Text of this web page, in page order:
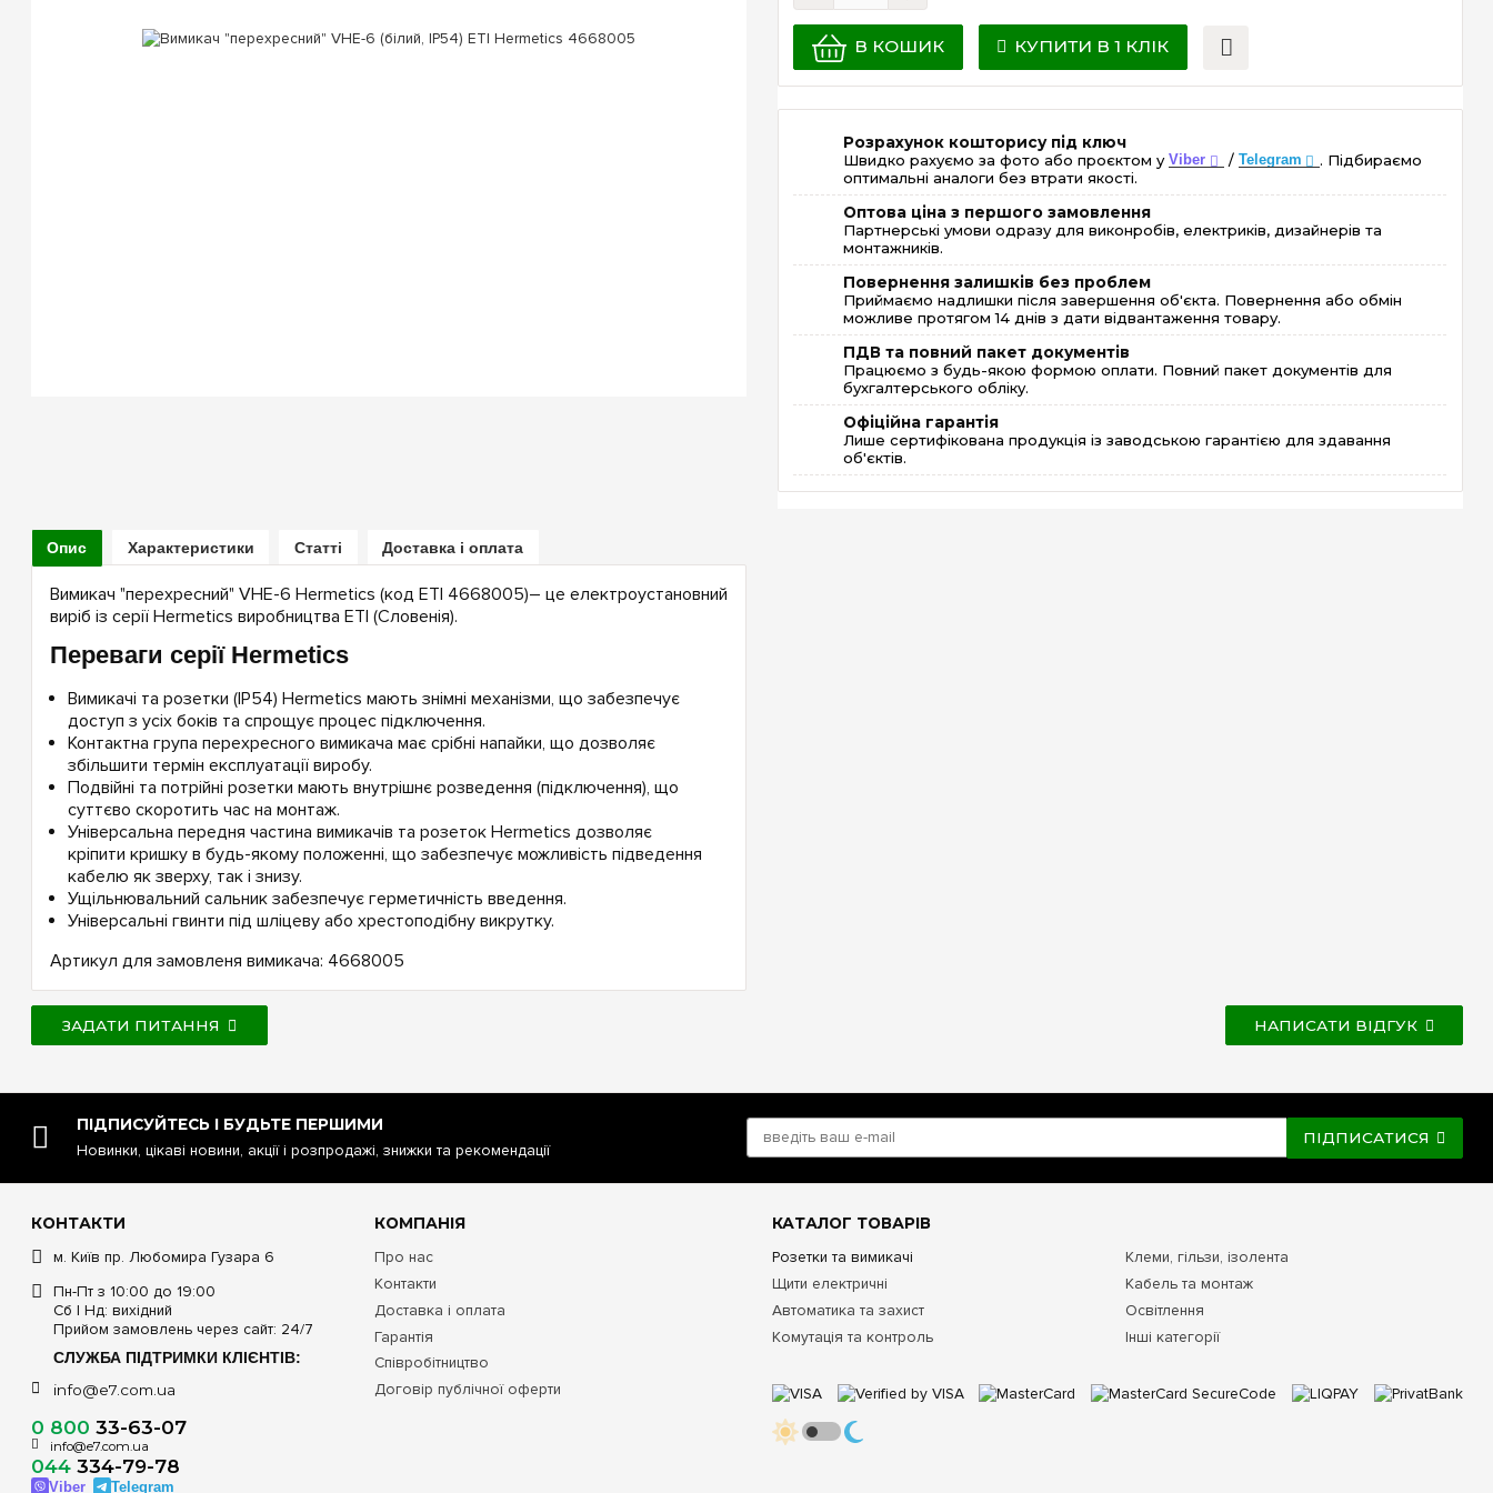
В КОШИК КУПИТИ В 1 КЛІК
Розрахунок кошторису під ключ
Швидко рахуємо за фото або проєктом уViber / Telegram
. Підбираємо
оптимальні аналоги без втрати якості.
Оптова ціна з першого замовлення
Партнерські умови одразу для виконробів, електриків, дизайнерів та
монтажників.
Повернення залишків без проблем
Приймаємо надлишки після завершення об'єкта. Повернення або обмін
можливе протягом 14 днів з дати відвантаження товару.
ПДВ та повний пакет документів
Працюємо з будь-якою формою оплати. Повний пакет документів для
бухгалтерського обліку.
Офіційна гарантія
Лише сертифікована продукція із заводською гарантією для здавання
об'єктів.
Опис Характеристики Статті Доставка і оплата
Вимикач "перехресний" VHE-6 Hermetics (код ETI 4668005)– це електроустановний
виріб із серії Hermetics виробництва ETI (Словенія).
Переваги серії Hermetics
Вимикачі та розетки (IP54) Hermetics мають знімні механізми, що забезпечує
доступ з усіх боків та спрощує процес підключення.
Контактна група перехресного вимикача має срібні напайки, що дозволяє
збільшити термін експлуатації виробу.
Подвійні та потрійні розетки мають внутрішнє розведення (підключення), що
суттєво скоротить час на монтаж.
Універсальна передня частина вимикачів та розеток Hermetics дозволяє
кріпити кришку в будь-якому положенні, що забезпечує можливість підведення
кабелю як зверху, так і знизу.
Ущільнювальний сальник забезпечує герметичність введення.
Універсальні гвинти під шліцеву або хрестоподібну викрутку.
Артикул для замовленя вимикача: 4668005
ЗАДАТИ ПИТАННЯ НАПИСАТИ ВІДГУК
ПІДПИСУЙТЕСЬ І БУДЬТЕ ПЕРШИМИ
Новинки, цікаві новини, акції і розпродажі, знижки та рекомендації
ПІДПИСАТИСЯ
КОНТАКТИ
м. Київ пр. Любомира Гузара 6
Пн-Пт з 10:00 до 19:00
Сб | Нд: вихідний
Прийом замовлень через сайт: 24/7
СЛУЖБА ПІДТРИМКИ КЛІЄНТІВ:
info@e7.com.ua
0 800 33-63-07
info@e7.com.ua
044334-79-78
Viber Telegram
КОМПАНІЯ
Про нас
Контакти
Доставка і оплата
Гарантія
Співробітництво
Договір публічної оферти
КАТАЛОГ ТОВАРІВ
Розетки та вимикачі
Щити електричні
Автоматика та захист
Комутація та контроль
Клеми, гільзи, ізолента
Кабель та монтаж
Освітлення
Інші категорії